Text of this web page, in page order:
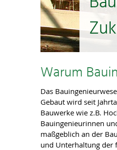
Warum
Das
Gebaut wird seit
Bauwerke wie z.B.
Bauingenieurinnen
maßgeblich an der
und Unterhaltung der